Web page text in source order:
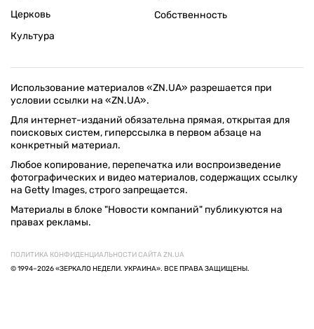
Церковь
Культура
Собственность
Использование материалов «ZN.UA» разрешается при
условии ссылки на «ZN.UA».
Для интернет-изданий обязательна прямая, открытая для
поисковых систем, гиперссылка в первом абзаце на
конкретный материал.
Любое копирование, перепечатка или воспроизведение
фотографических и видео материалов, содержащих ссылку
на Getty Images, строго запрещается.
Материалы в блоке "Новости компаний" публикуются на
правах рекламы.
ПОЛИТИКА КОНФИДЕНЦИАЛЬНОСТИ САЙТА ZN.UA
© 1994–2026 «ЗЕРКАЛО НЕДЕЛИ. УКРАИНА». ВСЕ ПРАВА ЗАЩИЩЕНЫ.